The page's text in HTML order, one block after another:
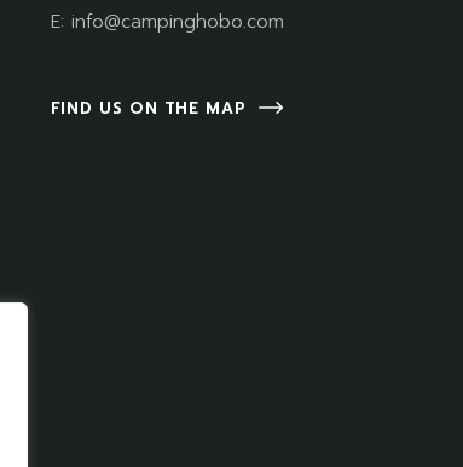
E: info@campinghobo.com
FIND US ON THE MAP